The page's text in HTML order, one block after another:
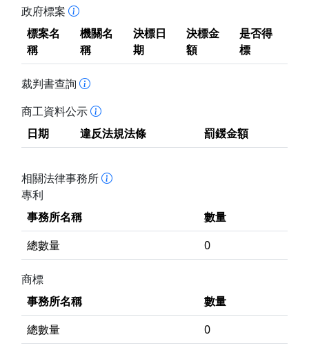
政府標案
標案名
稱
機關名
稱
決標日
期
決標金
額
是否得
標
裁判書查詢
商工資料公示
日期
違反法規法條 罰鍰金額
相關法律事務所
專利
事務所名稱
數量
總數量
0
商標
事務所名稱
數量
總數量
0